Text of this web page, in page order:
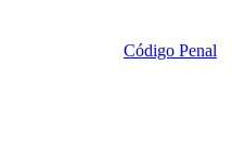
Código Penal